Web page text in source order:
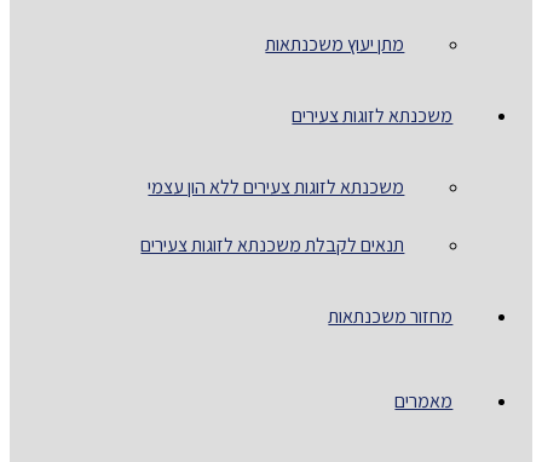
מתן יעוץ משכנתאות
משכנתא לזוגות צעירים
משכנתא לזוגות צעירים ללא הון עצמי
תנאים לקבלת משכנתא לזוגות צעירים
מחזור משכנתאות
מאמרים